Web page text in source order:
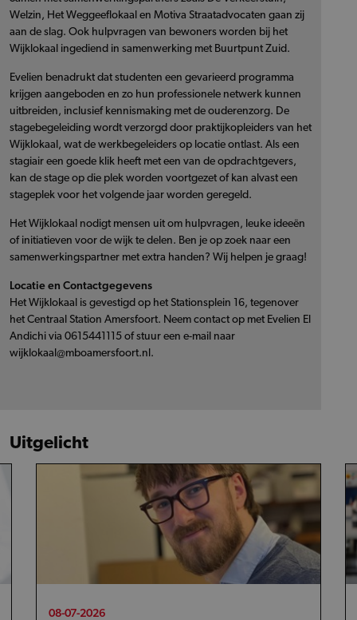
Welzin, Het Weggeeflokaal en Motiva Straatadvocaten gaan zij
aan de slag. Ook hulpvragen van bewoners worden bij het
Wijklokaal ingediend in samenwerking met Buurtpunt Zuid.
Evelien benadrukt dat studenten een gevarieerd programma
krijgen aangeboden en zo hun professionele netwerk kunnen
uitbreiden, inclusief kennismaking met de ouderenzorg. De
stagebegeleiding wordt verzorgd door praktijkopleiders van het
Wijklokaal, wat de werkbegeleiders op locatie ontlast. Als een
stagiair een goede klik heeft met een van de opdrachtgevers,
kan de stage op die plek worden voortgezet of kan alvast een
stageplek voor het volgende jaar worden geregeld.
Het Wijklokaal nodigt mensen uit om hulpvragen, leuke ideeën
of initiatieven voor de wijk te delen. Ben je op zoek naar een
samenwerkingspartner met extra handen? Wij helpen je graag!
Locatie en Contactgegevens
Het Wijklokaal is gevestigd op het Stationsplein 16, tegenover
het Centraal Station Amersfoort. Neem contact op met Evelien El
Andichi via 0615441115 of stuur een e-mail naar
wijklokaal@mboamersfoort.nl.
Uitgelicht
08-07-2026